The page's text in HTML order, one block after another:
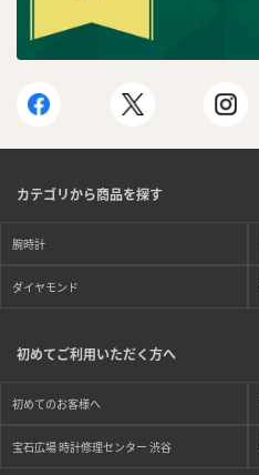
カテゴリから商品を探す
腕時計
ダイヤモンド
初めてご利用いただく方へ
初めてのお客様へ
宝石広場 時計修理センター 渋谷